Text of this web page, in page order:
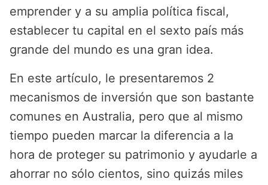
emprender y a su amplia política fiscal,
establecer tu capital en el sexto país más
grande del mundo es una gran idea.
En este artículo, le presentaremos 2
mecanismos de inversión que son bastante
comunes en Australia, pero que al mismo
tiempo pueden marcar la diferencia a la
hora de proteger su patrimonio y ayudarle a
ahorrar no sólo cientos, sino quizás miles